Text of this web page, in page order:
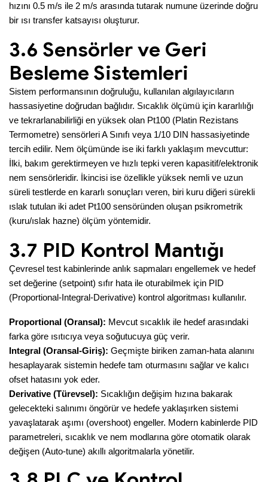
hızını 0.5 m/s ile 2 m/s arasında tutarak numune üzerinde doğru
bir ısı transfer katsayısı oluşturur.
3.6 Sensörler ve Geri
Besleme Sistemleri
Sistem performansının doğruluğu, kullanılan algılayıcıların
hassasiyetine doğrudan bağlıdır. Sıcaklık ölçümü için kararlılığı
ve tekrarlanabilirliği en yüksek olan Pt100 (Platin Rezistans
Termometre) sensörleri A Sınıfı veya 1/10 DIN hassasiyetinde
tercih edilir. Nem ölçümünde ise iki farklı yaklaşım mevcuttur:
İlki, bakım gerektirmeyen ve hızlı tepki veren kapasitif/elektronik
nem sensörleridir. İkincisi ise özellikle yüksek nemli ve uzun
süreli testlerde en kararlı sonuçları veren, biri kuru diğeri sürekli
ıslak tutulan iki adet Pt100 sensöründen oluşan psikrometrik
(kuru/ıslak hazne) ölçüm yöntemidir.
3.7 PID Kontrol Mantığı
Çevresel test kabinlerinde anlık sapmaları engellemek ve hedef
set değerine (setpoint) sıfır hata ile oturabilmek için PID
(Proportional-Integral-Derivative) kontrol algoritması kullanılır.
Proportional (Oransal): Mevcut sıcaklık ile hedef arasındaki
farka göre ısıtıcıya veya soğutucuya güç verir.
Integral (Oransal-Giriş): Geçmişte biriken zaman-hata alanını
hesaplayarak sistemin hedefe tam oturmasını sağlar ve kalıcı
ofset hatasını yok eder.
Derivative (Türevsel): Sıcaklığın değişim hızına bakarak
gelecekteki salınımı öngörür ve hedefe yaklaşırken sistemi
yavaşlatarak aşımı (overshoot) engeller. Modern kabinlerde PID
parametreleri, sıcaklık ve nem modlarına göre otomatik olarak
değişen (Auto-tune) akıllı algoritmalarla yönetilir.